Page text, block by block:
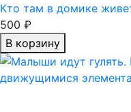
Кто там в домике
500 ₽
В корзину